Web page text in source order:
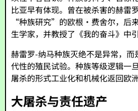
比亚早有体现。曾在被杀害的赫雷
“种族研究”的欧根·费舍尔，后
生学家，并教授了《我的奋斗》中
赫雷罗-纳马种族灭绝不是异常，
代性的殖民试验。种族等级逻辑一
屠杀的形式工业化和机械化返回欧洲
大屠杀与责任遗产